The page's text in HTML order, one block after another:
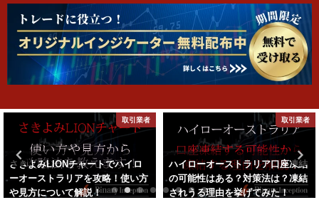
取引業者
ハイローオーストラリア口座凍結
の可能性はある？対策法は？凍結
されうる理由を挙げてみた！
ハイローオーストラリア
ハイローオーストラリアの入金方
法を徹底解説！入金が失敗して反
映されない原因とは何か？